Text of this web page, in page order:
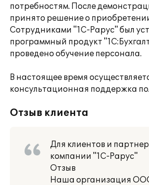
потребностям. После
принято решение о
Сотрудниками "1С-Рарус" был
программный продукт
проведено обучение персонала.
В настоящее время
консультационная поддержка
Отзыв клиента
Для клиентов и
компании "1С-Рарус"
Отзыв
Наша организация